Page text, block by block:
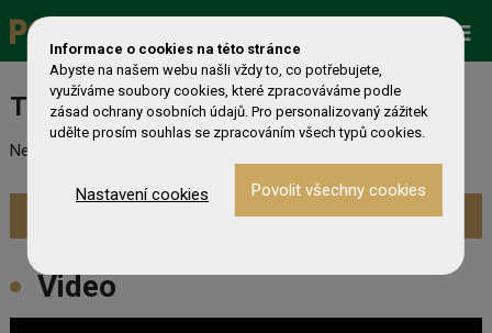
Turnaj nebyl nalezen
Nebyl nalezen odpovídající turnaj. Prevděpodobně již skončil.
Zobrazit aktuální turnaje »
Video
Informace o cookies na této stránce
Abyste na našem webu našli vždy to, co potřebujete,
využíváme soubory cookies, které zpracováváme podle
zásad ochrany osobních údajů. Pro personalizovaný zážitek
udělte prosím souhlas se zpracováním všech typů cookies.
Nastavení cookies